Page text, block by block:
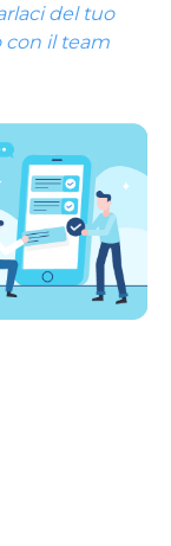
del tuo
il team